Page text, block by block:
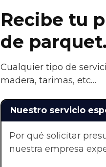
Recibe tu
de
Cualquier tipo de
madera, tarimas, etc…
Nuestro servicio
Por qué solicitar
nuestra empresa